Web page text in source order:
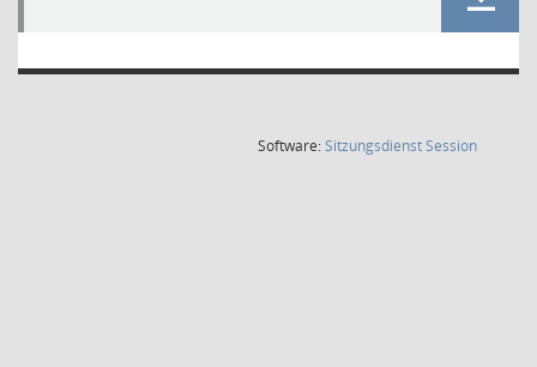
Software:SitzungsdienstSession(Wird in